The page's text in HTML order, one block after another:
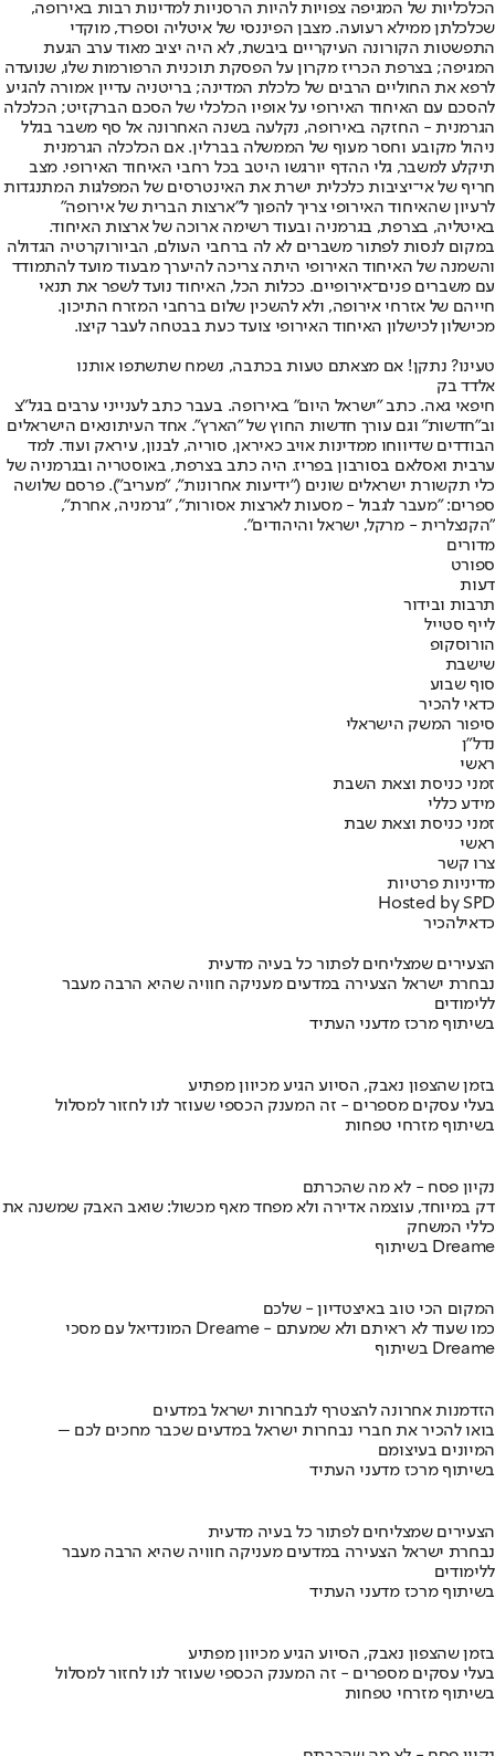
הכלכליות של המגיפה צפויות להיות הרסניות למדינות רבות באירופה,
שכלכלתן ממילא רעועה. מצבן הפיננסי של איטליה וספרד, מוקדי
התפשטות הקורונה העיקריים ביבשת, לא היה יציב מאוד ערב הגעת
המגיפה; בצרפת הכריז מקרון על הפסקת תוכנית הרפורמות שלו, שנועדה
לרפא את החוליים הרבים של כלכלת המדינה; בריטניה עדיין אמורה להגיע
להסכם עם האיחוד האירופי על אופיו הכלכלי של הסכם הברקזיט; הכלכלה
הגרמנית - החזקה באירופה, נקלעה בשנה האחרונה אל סף משבר בגלל
ניהול מקובע וחסר מעוף של הממשלה בברלין. אם הכלכלה הגרמנית
תיקלע למשבר, גלי ההדף יורגשו היטב בכל רחבי האיחוד האירופי. מצב
חריף של אי־יציבות כלכלית ישרת את האינטרסים של המפלגות המתנגדות
לרעיון שהאיחוד האירופי צריך להפוך ל"ארצות הברית של אירופה"
באיטליה, בצרפת, בגרמניה ובעוד רשימה ארוכה של ארצות האיחוד.
במקום לנסות לפתור משברים לא לה ברחבי העולם, הביורוקרטיה הגדולה
והשמנה של האיחוד האירופי היתה צריכה להיערך מבעוד מועד להתמודד
עם משברים פנים־אירופיים. ככלות הכל, האיחוד נועד לשפר את תנאי
חייהם של אזרחי אירופה, ולא להשכין שלום ברחבי המזרח התיכון.
מכישלון לכישלון האיחוד האירופי צועד כעת בבטחה לעבר קיצו.
טעינו? נתקן! אם מצאתם טעות בכתבה, נשמח שתשתפו אותנו
אלדד בק
חיפאי גאה. כתב "ישראל היום" באירופה. בעבר כתב לענייני ערבים בגל"צ
וב"חדשות" וגם עורך חדשות החוץ של "הארץ". אחד העיתונאים הישראלים
הבודדים שדיווחו ממדינות אויב כאיראן, סוריה, לבנון, עיראק ועוד. למד
ערבית ואסלאם בסורבון בפריז. היה כתב בצרפת, באוסטריה ובגרמניה של
כלי תקשורת ישראלים שונים ("ידיעות אחרונות", "מעריב"). פרסם שלושה
ספרים: "מעבר לגבול - מסעות לארצות אסורות", "גרמניה, אחרת",
"הקנצלרית - מרקל, ישראל והיהודים".
מדורים
ספורט
דעות
תרבות ובידור
לייף סטייל
הורוסקופ
שישבת
סוף שבוע
כדאי להכיר
סיפור המשק הישראלי
נדל"ן
ראשי
זמני כניסת וצאת השבת
מידע כללי
זמני כניסת וצאת שבת
ראשי
צרו קשר
מדיניות פרטיות
Hosted by SPD
כדאילהכיר
הצעירים שמצליחים לפתור כל בעיה מדעית
נבחרת ישראל הצעירה במדעים מעניקה חוויה שהיא הרבה מעבר
ללימודים
בשיתוף מרכז מדעני העתיד
בזמן שהצפון נאבק, הסיוע הגיע מכיוון מפתיע
בעלי עסקים מספרים - זה המענק הכספי שעוזר לנו לחזור למסלול
בשיתוף מזרחי טפחות
נקיון פסח - לא מה שהכרתם
דק במיוחד, עוצמה אדירה ולא מפחד מאף מכשול: שואב האבק שמשנה את
כללי המשחק
בשיתוף Dreame
המקום הכי טוב באיצטדיון - שלכם
המונדיאל עם מסכי Dreame - כמו שעוד לא ראיתם ולא שמעתם
בשיתוף Dreame
הזדמנות אחרונה להצטרף לנבחרות ישראל במדעים
בואו להכיר את חברי נבחרות ישראל במדעים שכבר מחכים לכם –
המיונים בעיצומם
בשיתוף מרכז מדעני העתיד
הצעירים שמצליחים לפתור כל בעיה מדעית
נבחרת ישראל הצעירה במדעים מעניקה חוויה שהיא הרבה מעבר
ללימודים
בשיתוף מרכז מדעני העתיד
בזמן שהצפון נאבק, הסיוע הגיע מכיוון מפתיע
בעלי עסקים מספרים - זה המענק הכספי שעוזר לנו לחזור למסלול
בשיתוף מזרחי טפחות